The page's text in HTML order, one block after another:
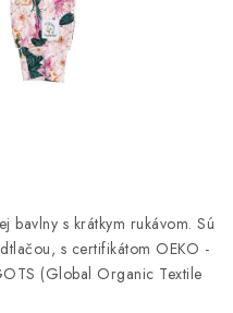
bavlny s krátkym rukávom. Sú
s certifikátom OEKO -
(Global Organic Textile